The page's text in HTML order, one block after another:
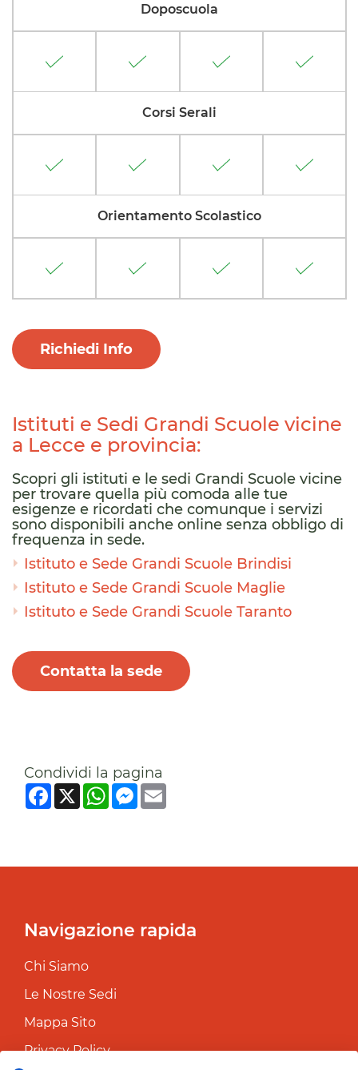
Doposcuola
Corsi Serali
Orientamento Scolastico
Richiedi Info
Istituti e Sedi Grandi Scuole vicine
a Lecce e provincia:
Scopri gli istituti e le sedi Grandi Scuole vicine
per trovare quella più comoda alle tue
esigenze e ricordati che comunque i servizi
sono disponibili anche online senza obbligo di
frequenza in sede.
Istituto e Sede Grandi Scuole Brindisi
Istituto e Sede Grandi Scuole Maglie
Istituto e Sede Grandi Scuole Taranto
Contatta la sede
Condividi la pagina
Facebook
X WhatsApp
Messenger
Navigazione rapida
Chi Siamo
Le Nostre Sedi
Mappa Sito
Privacy Policy